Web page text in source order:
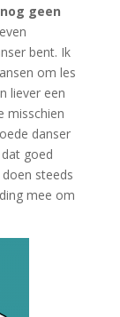
geen
bent. Ik
om les
liever een
misschien
danser
goed
steeds
mee om